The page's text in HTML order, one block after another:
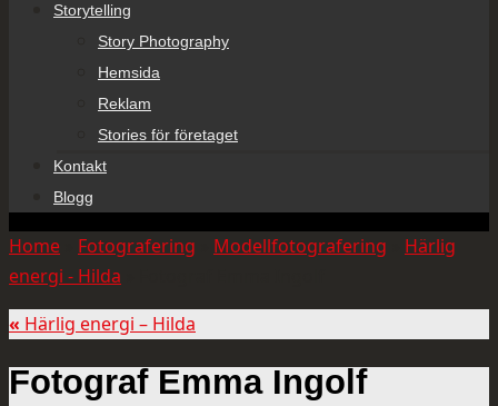
Storytelling
Story Photography
Hemsida
Reklam
Stories för företaget
Kontakt
Blogg
Home Fotografering Modellfotografering
Härlig
energi - Hilda
« Härlig energi – Hilda
Fotograf Emma Ingolf